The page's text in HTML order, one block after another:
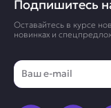
Подпишитесь
Оставайтесь в курсе
новинках и
Email